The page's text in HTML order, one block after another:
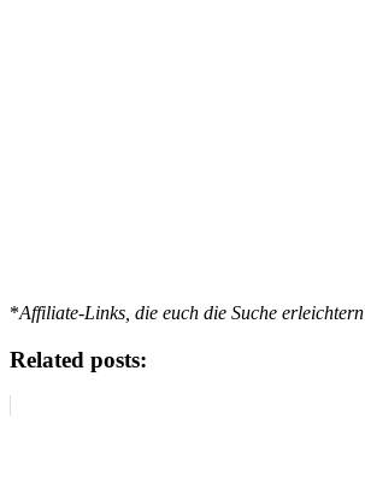
*Affiliate-Links, die euch die Suche erleichtern
Related posts: